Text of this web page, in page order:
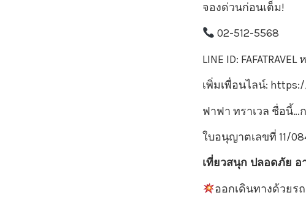
จองด่วนก่อนเต็ม!
02-512-5568
LINE ID: FAFATRAVEL
เพิ่มเพื่อนไลน์:
ฟาฟา ทราเวล ชื่อนี้
ใบอนุญาตเลขที่ 11/
เที่ยวสนุก ปลอดภัย อ
ออกเดินทางด้วยร